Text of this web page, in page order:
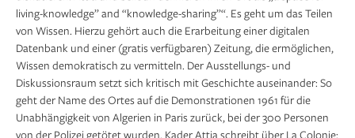
living-knowledge” and “knowledge-sharing”“. Es geht um das Teilen
von Wissen. Hierzu gehört auch die Erarbeitung einer digitalen
Datenbank und einer (gratis verfügbaren) Zeitung, die ermöglichen,
Wissen demokratisch zu vermitteln. Der Ausstellungs- und
Diskussionsraum setzt sich kritisch mit Geschichte auseinander: So
geht der Name des Ortes auf die Demonstrationen 1961 für die
Unabhängigkeit von Algerien in Paris zurück, bei der 300 Personen
von der Polizei getötet wurden. Kader Attia schreibt über La Colonie: